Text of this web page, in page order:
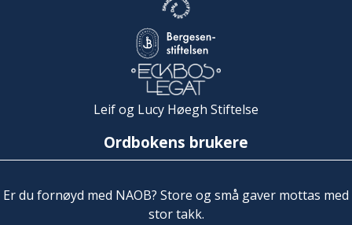
Leif og Lucy Høegh Stiftelse
Ordbokens brukere
Er du fornøyd med NAOB? Store og små gaver mottas med
stor takk.